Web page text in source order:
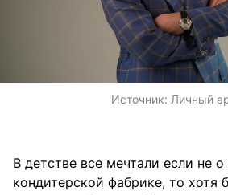
Источник: Личный
В детстве все мечтали если не о
кондитерской фабрике, то хотя